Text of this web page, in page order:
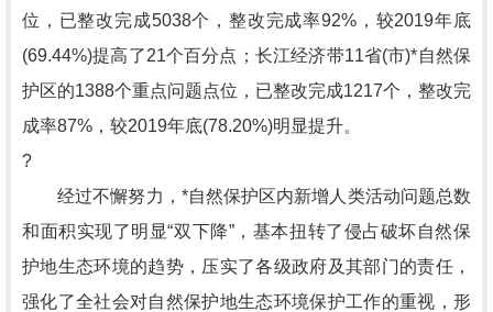
位，已整改完成5038个，整改完成率92%，较2019年底
(69.44%)提高了21个百分点；长江经济带11省(市)*自然保
护区的1388个重点问题点位，已整改完成1217个，整改完
成率87%，较2019年底(78.20%)明显提升。
?
经过不懈努力，*自然保护区内新增人类活动问题总数
和面积实现了明显“双下降”，基本扭转了侵占破坏自然保
护地生态环境的趋势，压实了各级政府及其部门的责任，
强化了全社会对自然保护地生态环境保护工作的重视，形